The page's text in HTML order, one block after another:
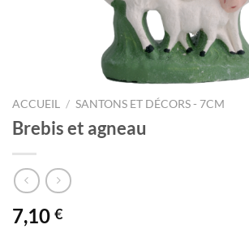
ACCUEIL / SANTONS ET DÉCORS - 7CM
Brebis et agneau
7,10 €